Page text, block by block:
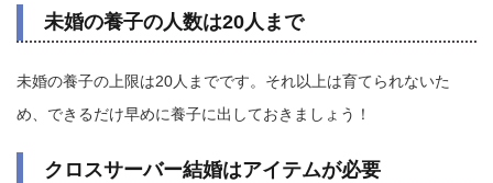
未婚の養子の人数は20人まで
未婚の養子の上限は20人までです。それ以上は育てられないた
め、できるだけ早めに養子に出しておきましょう！
クロスサーバー結婚はアイテムが必要